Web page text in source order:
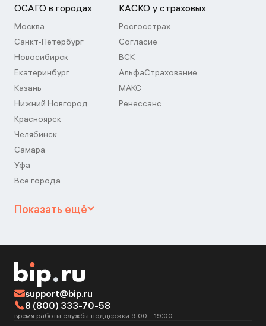
ОСАГО в городах
Москва
Санкт-Петербург
Новосибирск
Екатеринбург
Казань
Нижний Новгород
Красноярск
Челябинск
Самара
Уфа
Все города
КАСКО у страховых
Росгосстрах
Согласие
ВСК
АльфаСтрахование
МАКС
Ренессанс
Показать ещё
support@bip.ru
8 (800) 333-70-58
время работы службы поддержки 9:00 - 19:00